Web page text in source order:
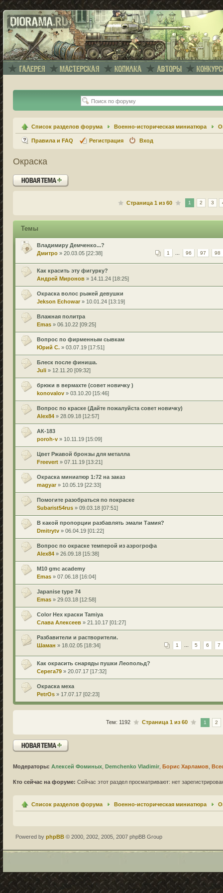
Список разделов форума Военно-историческая миниатюра
Правила и FAQ Регистрация Вход
Окраска
Новая тема
Страница1 из60 1 2 3
Темы
Владимиру Демченко...?
1 96 97 98
Дмитро » 20.03.05 [22:38]
Как красить эту фигурку?
Андрей Миронов » 14.11.24 [18:25]
Окраска волос рыжей девушки
Jekson Echowar» 10.01.24 [13:19]
Влажная политра
Emas » 06.10.22 [09:25]
Вопрос по фирменным сывкам
Юрий С. » 03.07.19 [17:51]
Блеск после финиша.
Juli » 12.11.20 [09:32]
брюки в вермахте (совет новичку )
konovalov » 03.10.20 [15:46]
Вопрос по краске (Дайте пожалуйста совет новичку)
Alex84 » 28.09.18 [12:57]
АК-183
poroh-v » 10.11.19 [15:09]
Цвет Ржавой бронзы для металла
Freevert » 07.11.19 [13:21]
Окраска миниатюр 1:72 на заказ
magyar» 10.05.19 [22:33]
Помогите разобраться по покраске
Subarist54rus » 09.03.18 [07:51]
В какой пропорции разбавлять эмали Тамия?
Dmitrytv » 06.04.19 [01:22]
Вопрос по окраске темперой из аэрогрофа
Alex84 » 26.09.18 [15:38]
M10 gmc academy
Emas » 07.06.18 [16:04]
Japanise type 74
Emas » 29.03.18 [12:58]
Color Hex краски Tamiya
Слава Алексеев » 21.10.17 [01:27]
Разбавители и растворители.
1 ... 5 6 7
Шаман » 18.02.05 [18:34]
Как окрасить снаряды пушки Леопольд?
Серега79 » 20.07.17 [17:32]
Окраска меха
PetrOs » 17.07.17 [02:23]
Тем: 1192 Страница1 из60 1 2
Новая тема
Модераторы: Алексей Фоминых Demchenko Vladimir Борис Харламов
Кто сейчас на форуме: Сейчас этот раздел просматривают: нет
Список разделов форума Военно-историческая миниатюра
Powered by phpBB © 2000, 2002, 2005, 2007 phpBB Group